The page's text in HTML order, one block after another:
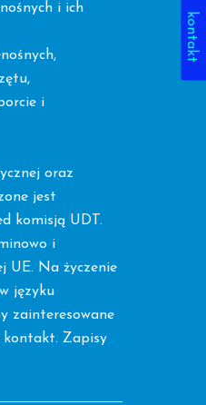
kontakt
i ich
i
oraz
jest
komisją UDT.
i
UE. Na życzenie
języku
zainteresowane
kontakt. Zapisy